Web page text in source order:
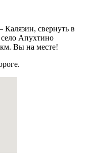
свернуть в
село Апухтино
Вы на месте!